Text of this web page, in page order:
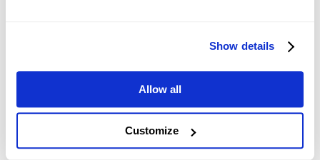
Show details
Allow all
Customize
pada data Nonfarm
Meningkatnya risiko
perang internal di Timur
Tengah mendukung